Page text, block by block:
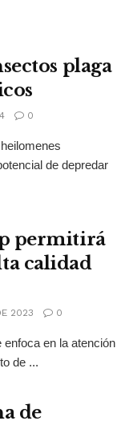
plaga
0
de depredar
permitirá
calidad
2023 0
en la atención
de ...
de